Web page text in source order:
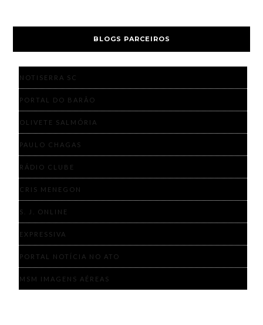
BLOGS PARCEIROS
NOTISERRA SC
PORTAL DO BARÃO
OLIVETE SALMÓRIA
PAULO CHAGAS
RÁDIO CLUBE
CRIS MENEGON
S. J. ONLINE
EXPRESSIVA
PORTAL NOTÍCIA NO ATO
MSM IMAGENS AÉREAS